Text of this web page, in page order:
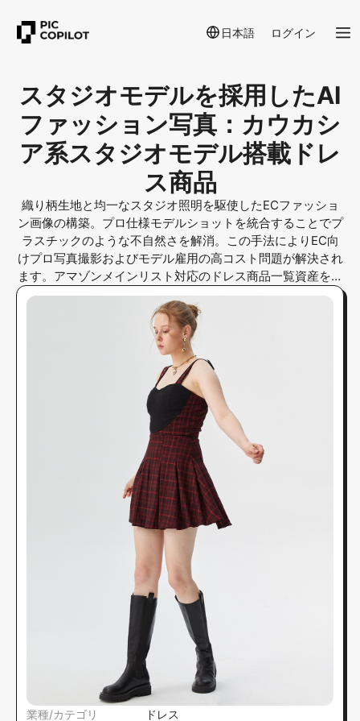
日本語 ログイン
スタジオモデルを採用したAI
ファッション写真：カウカシ
ア系スタジオモデル搭載ドレ
ス商品
織り柄生地と均一なスタジオ照明を駆使したECファッショ
ン画像の構築。プロ仕様モデルショットを統合することでプ
ラスチックのような不自然さを解消。この手法によりEC向
けプロ写真撮影およびモデル雇用の高コスト問題が解決され
ます。アマゾンメインリスト対応のドレス商品一覧資産を確
実に展開可能です。
業種/カテゴリ
ドレス